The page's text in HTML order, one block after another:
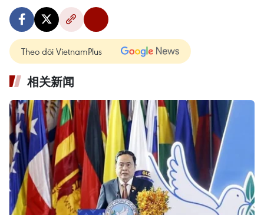
Theo dõi VietnamPlus
相关新闻